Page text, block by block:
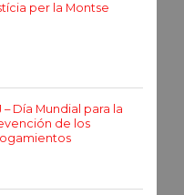
per la Montse
– Día Mundial para la
de los